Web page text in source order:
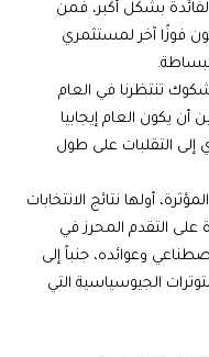
بشكل أكبر، فمن
فوزًا آخر لمستثمري
تنتظرنا في العام
أن يكون العام إيجابيا
إلى التقلبات على طول
أولها نتائج الانتخابات
على التقدم المحرز في
وعوائده، جنباً إلى
الجيوسياسية التي